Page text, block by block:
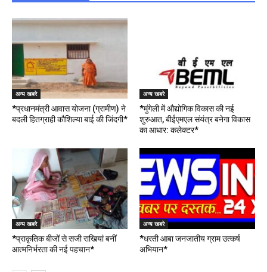
अन्य खबरे
*प्रधानमंत्री आवास योजना (ग्रामीण) ने
बदली हितग्राही कौशिल्या बाई की जिंदगी*
अन्य खबरे
*मुंगेली में औद्योगिक विकास की नई
शुरुआत, बीईएमएल संयंत्र बनेगा विकास
का आधार: कलेक्टर*
अन्य खबरे
*प्राकृतिक बीजों से सजी राखियां बनीं
आत्मनिर्भरता की नई पहचान*
अन्य खबरे
*धरती आबा जनजातीय ग्राम उत्कर्ष
अभियान*